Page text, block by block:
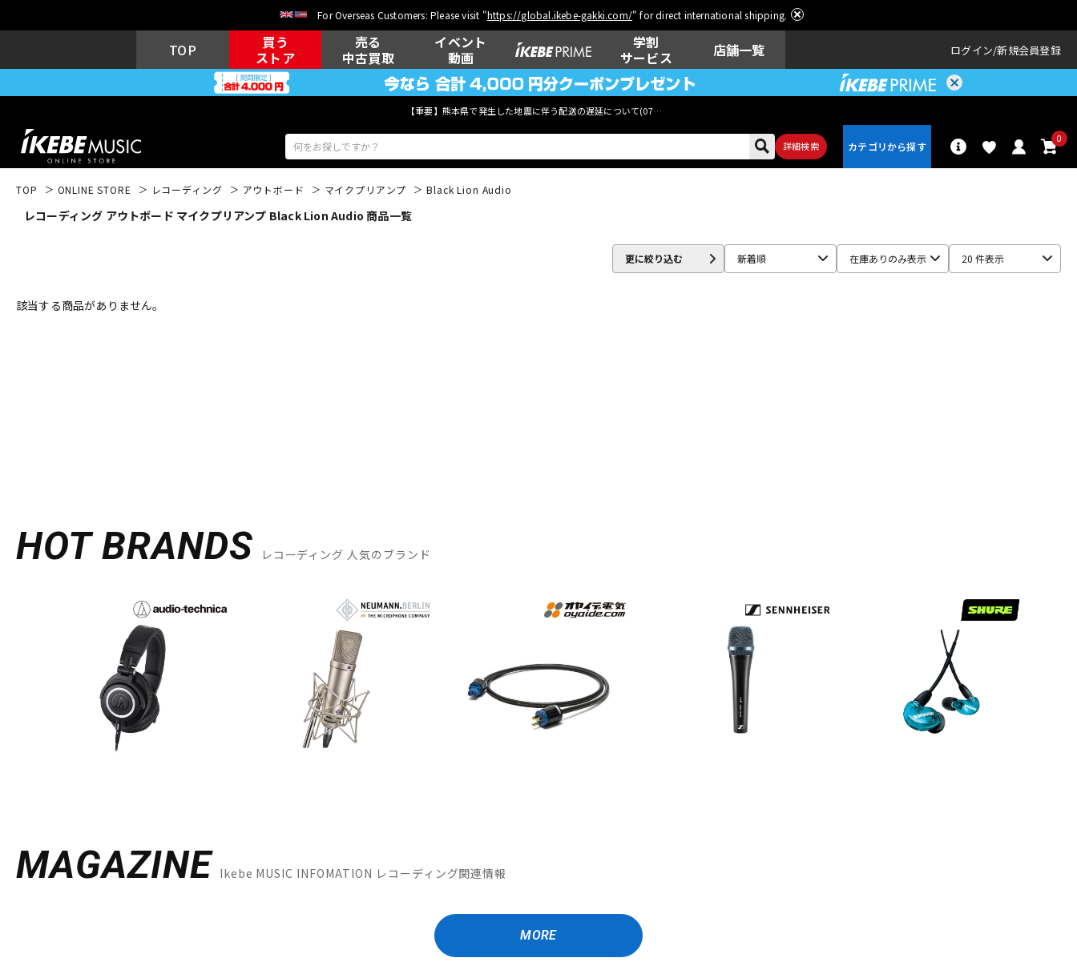
For Overseas Customers: Please visit "https://global.ikebe-gakki.com/" for direct international shipping.
TOP
買う
ストア
売る
中古買取
イベント
動画
学割
サービス
店舗一覧 ログイン 新規会員登録
【重要】熊本県で発生した地震に伴う配送の遅延について(07月29日
詳細検索
0
アコギ/エレ
キーボード
TOP ONLINE STORE レコーディング アウトボード マイクプリアンプ Black Lion Audio
レコーディング アウトボード マイクプリアンプ Black Lion Audio 商品一覧
更に絞り込む 新着順 在庫ありのみ表示 20 件表示
該当する商品がありません。
HOT BRANDS レコーディング 人気のブランド
MAGAZINE Ikebe MUSIC INFOMATION レコーディング関連情報
MORE